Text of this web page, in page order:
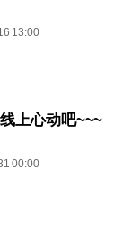
13:00
上心动吧~~~
00:00